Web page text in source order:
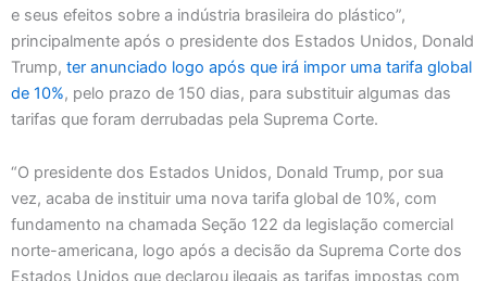
e seus efeitos sobre a indústria brasileira do plástico”,
principalmente após o presidente dos Estados Unidos, Donald
Trump, ter anunciado logo após que irá impor uma tarifa global
de 10%, pelo prazo de 150 dias, para substituir algumas das
tarifas que foram derrubadas pela Suprema Corte.
“O presidente dos Estados Unidos, Donald Trump, por sua
vez, acaba de instituir uma nova tarifa global de 10%, com
fundamento na chamada Seção 122 da legislação comercial
norte-americana, logo após a decisão da Suprema Corte dos
Estados Unidos que declarou ilegais as tarifas impostas com